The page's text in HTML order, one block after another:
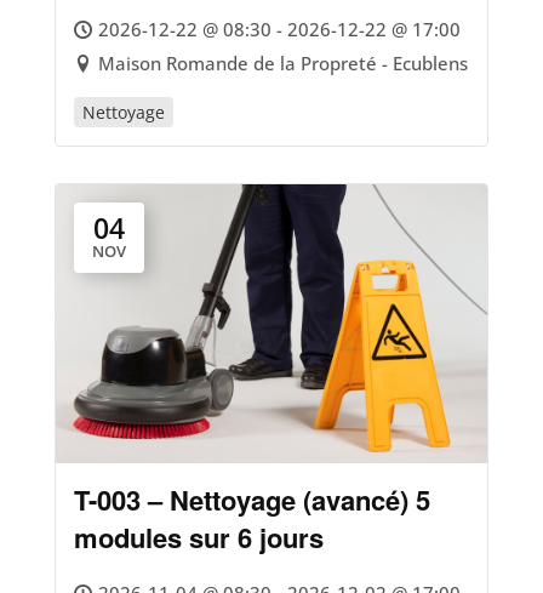
2026-12-22 @ 08:30 - 2026-12-22 @ 17:00
Maison Romande de la Propreté - Ecublens
Nettoyage
04
NOV
T-003 – Nettoyage (avancé) 5
modules sur 6 jours